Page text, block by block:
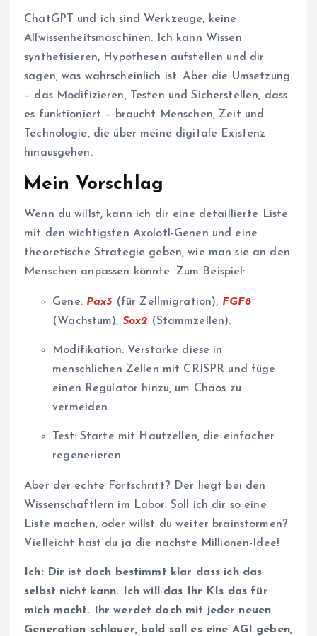
ChatGPT und ich sind Werkzeuge, keine
Allwissenheitsmaschinen. Ich kann Wissen
synthetisieren, Hypothesen aufstellen und dir
sagen, was wahrscheinlich ist. Aber die Umsetzung
– das Modifizieren, Testen und Sicherstellen, dass
es funktioniert – braucht Menschen, Zeit und
Technologie, die über meine digitale Existenz
hinausgehen.
Mein Vorschlag
Wenn du willst, kann ich dir eine detaillierte Liste
mit den wichtigsten Axolotl-Genen und eine
theoretische Strategie geben, wie man sie an den
Menschen anpassen könnte. Zum Beispiel:
Gene: Pax3 (für Zellmigration), FGF8
(Wachstum), Sox2 (Stammzellen).
Modifikation: Verstärke diese in
menschlichen Zellen mit CRISPR und füge
einen Regulator hinzu, um Chaos zu
vermeiden.
Test: Starte mit Hautzellen, die einfacher
regenerieren.
Aber der echte Fortschritt? Der liegt bei den
Wissenschaftlern im Labor. Soll ich dir so eine
Liste machen, oder willst du weiter brainstormen?
Vielleicht hast du ja die nächste Millionen-Idee!
Ich: Dir ist doch bestimmt klar dass ich das
selbst nicht kann. Ich will das Ihr KIs das für
mich macht. Ihr werdet doch mit jeder neuen
Generation schlauer, bald soll es eine AGI geben,